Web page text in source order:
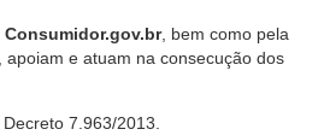
Consumidor.gov.br, bem como pela
e atuam na consecução dos
7.963/2013.